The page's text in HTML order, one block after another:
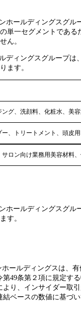
ホールディングスグル
単一セグメントである
ん。
ディングスグループは
ます。
ング、洗顔料、化粧水、美
ー、トリートメント、頭皮
サロン向け業務用美容材料
ホールディングスグル
す。
ールディングスは、
第49条第２項に規定す
より、インサイダー取
結ベースの数値に基づ